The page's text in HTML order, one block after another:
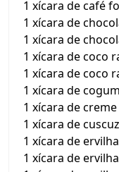
1 xícara de café
1 xícara de
1 xícara de
1 xícara de coco
1 xícara de coco
1 xícara de
1 xícara de
1 xícara de
1 xícara de
1 xícara de